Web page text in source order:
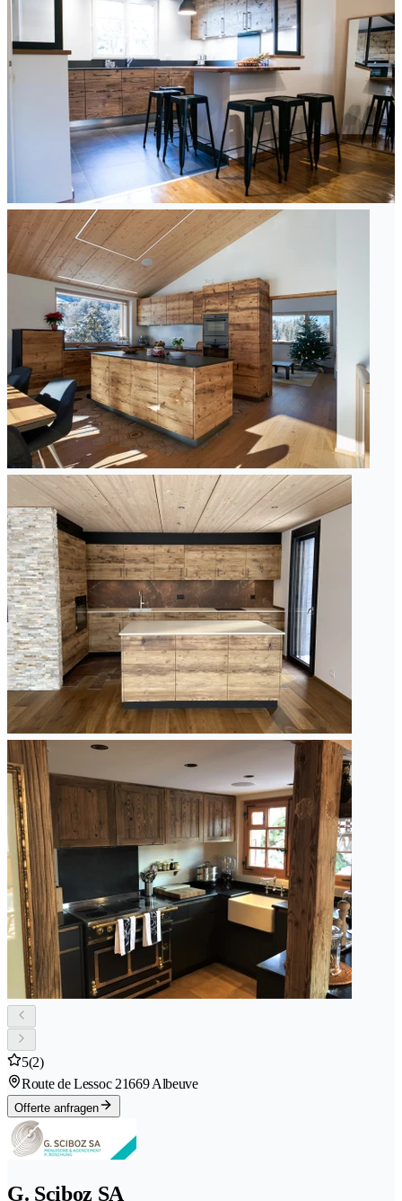
5(2)
Route de Lessoc 21669 Albeuve
Offerte anfragen
G. Sciboz SA